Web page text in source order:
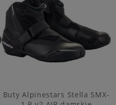
Buty Alpinestars Stella SMX-